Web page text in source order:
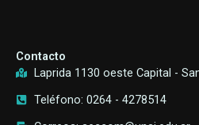
Contacto
Laprida 1130 oeste Capital -
Teléfono: 0264 - 4278514